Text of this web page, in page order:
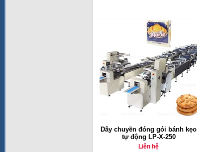
Dây chuyền đóng gói bánh kẹo
tự động LP-X-250
Liên hệ